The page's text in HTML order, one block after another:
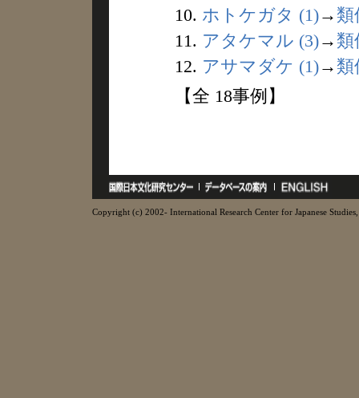
10. ホトケガタ (1)→ 類
11. アタケマル (3)→ 類
12. アサマダケ (1)→ 類
【全 18事例】
Copyright (c) 2002- International Research Center for Japanese